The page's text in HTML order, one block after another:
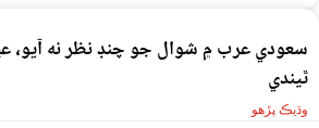
ٿيندي
وڌيڪ پڙهو